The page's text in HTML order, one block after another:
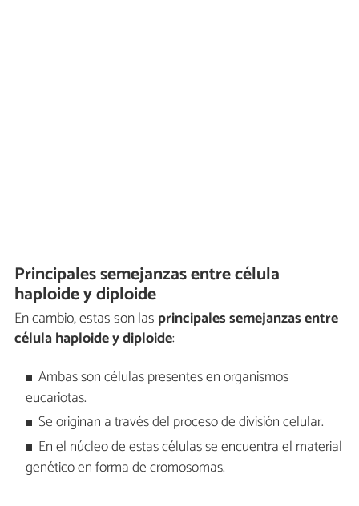
Principales semejanzas entre célula
haploide y diploide
En cambio, estas son las principales semejanzas entre
célula haploide y diploide:
Ambas son células presentes en organismos
eucariotas.
Se originan a través del proceso de división celular.
En el núcleo de estas células se encuentra el material
genético en forma de cromosomas.